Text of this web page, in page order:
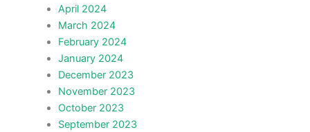
April 2024
March 2024
February 2024
January 2024
December 2023
November 2023
October 2023
September 2023